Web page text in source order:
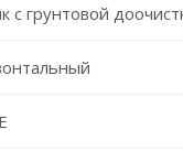
с грунтовой